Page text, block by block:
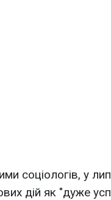
соціологів, у
дій як "дуже